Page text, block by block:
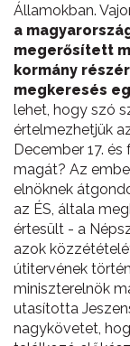
Államokban.
a
megerősített
kormány
megkeresés
lehet, hogy szó
értelmezhetjük
December 17.
magát? Az
elnöknek
az ÉS, általa
értesült - a
azok
útitervének
miniszterelnök
utasította
nagykövetet,